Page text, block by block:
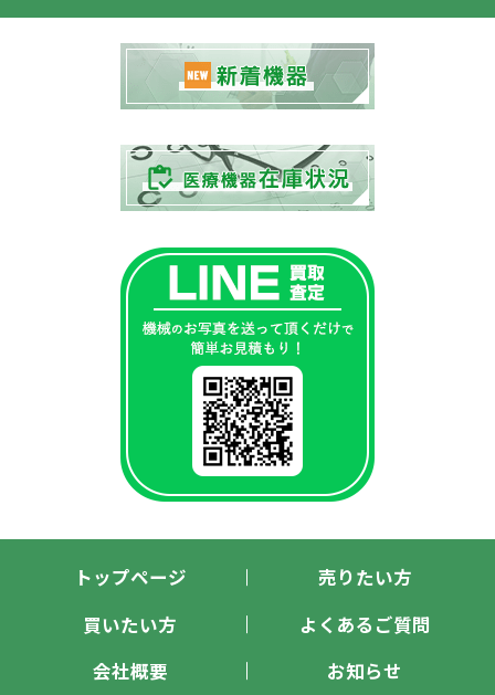
トップページ
売りたい方
買いたい方
よくあるご質問
会社概要
お知らせ